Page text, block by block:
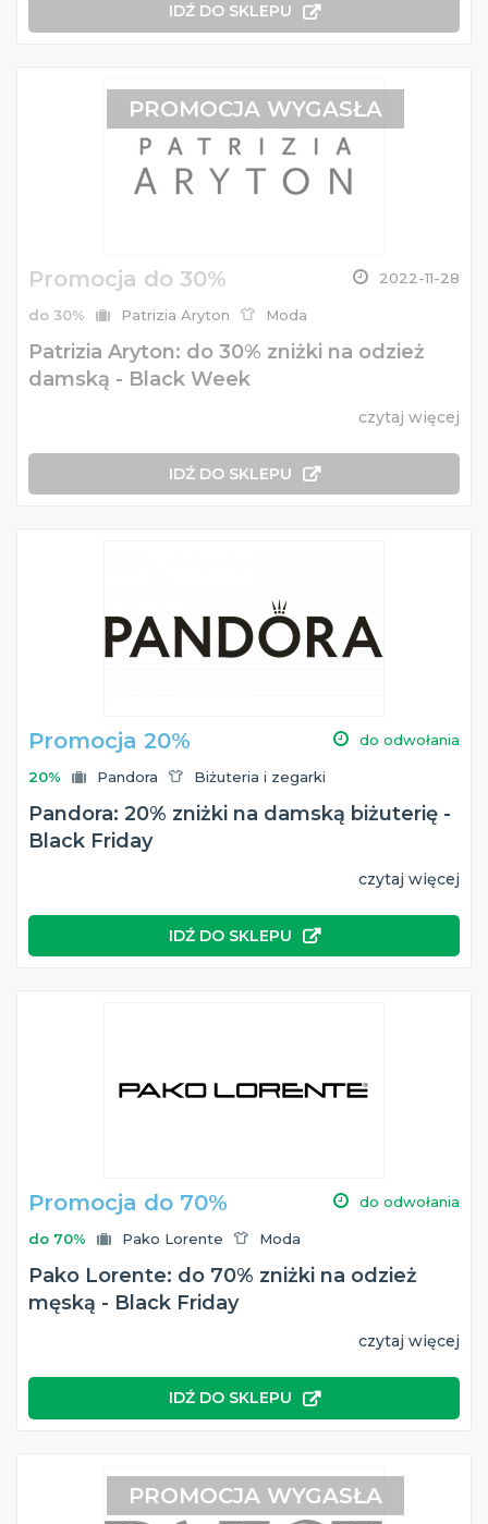
IDŹ DO SKLEPU
Promocja do 30% 2022-11-28
do 30% Patrizia Aryton Moda
Patrizia Aryton: do 30% zniżki na odzież
damską - Black Week
czytaj więcej
IDŹ DO SKLEPU
PROMOCJA WYGASŁA
Promocja 20% do odwołania
20% Pandora Biżuteria i zegarki
Pandora: 20% zniżki na damską biżuterię -
Black Friday
czytaj więcej
IDŹ DO SKLEPU
Promocja do 70% do odwołania
do 70% Pako Lorente Moda
Pako Lorente: do 70% zniżki na odzież
męską - Black Friday
czytaj więcej
IDŹ DO SKLEPU
PROMOCJA WYGASŁA